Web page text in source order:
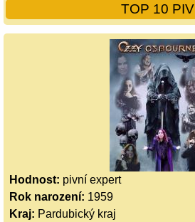
TOP 10 PIV
Hodnost: pivní expert
Rok narození: 1959
Kraj: Pardubický kraj